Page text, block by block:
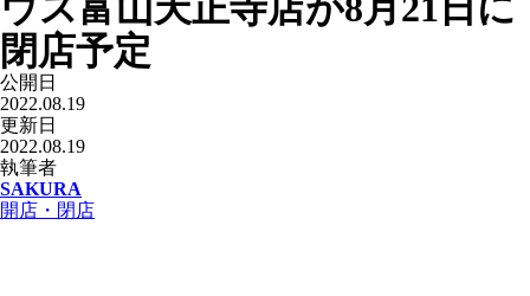
閉店予定
公開日
2022.08.19
更新日
2022.08.19
執筆者
SAKURA
開店・閉店